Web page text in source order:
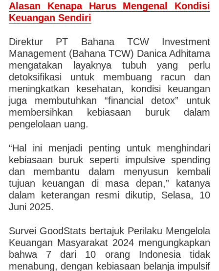
Alasan Kenapa Harus Mengenal Kondisi
Keuangan Sendiri
Direktur PT Bahana TCW Investment
Management (Bahana TCW) Danica Adhitama
mengatakan layaknya tubuh yang perlu
detoksifikasi untuk membuang racun dan
meningkatkan kesehatan, kondisi keuangan
juga membutuhkan “financial detox” untuk
membersihkan kebiasaan buruk dalam
pengelolaan uang.
“Hal ini menjadi penting untuk menghindari
kebiasaan buruk seperti impulsive spending
dan membantu dalam menyusun kembali
tujuan keuangan di masa depan,” katanya
dalam keterangan resmi dikutip, Selasa, 10
Juni 2025.
Survei GoodStats bertajuk Perilaku Mengelola
Keuangan Masyarakat 2024 mengungkapkan
bahwa 7 dari 10 orang Indonesia tidak
menabung, dengan kebiasaan belanja impulsif